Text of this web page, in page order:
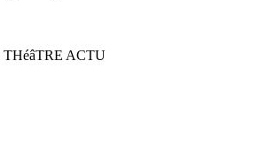
ACTU